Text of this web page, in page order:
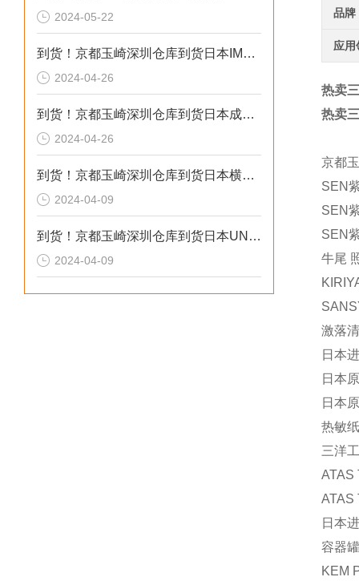
2024-05-22
到货！京都玉崎深圳仓库到货日本IMADA 推拉力计 DST-20N
2024-04-26
到货！京都玉崎深圳仓库到货日本成茂锻针仪MF2
2024-04-26
到货！京都玉崎深圳仓库到货日本横河 电导率仪传感器 SC8SG-R31-T-305-P1-A
2024-04-09
到货！京都玉崎深圳仓库到货日本UNITTA音波式皮带张力计U-550替换U-508
2024-04-09
品牌
应用
热卖
热卖
京都
SEN
SEN
SEN
牛尾
激落
日本
日本
日本
热敏
三洋
ATAS
ATAS
日本
容器
KEM